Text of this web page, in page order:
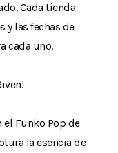
Cada tienda
las fechas de
cada uno.
el Funko Pop de
la esencia de